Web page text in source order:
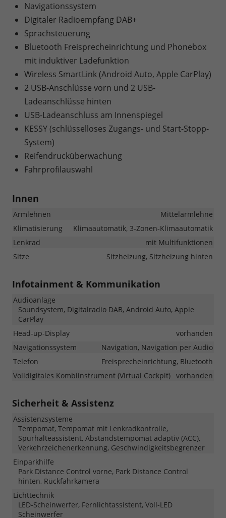
Navigationssystem
Digitaler Radioempfang DAB+
Sprachsteuerung
Bluetooth Freisprecheinrichtung und Phonebox
mit induktiver Ladefunktion
Wireless SmartLink (Android Auto, Apple CarPlay)
2 USB-Anschlüsse vorn und 2 USB-
Ladeanschlüsse hinten
USB-Ladeanschluss am Innenspiegel
KESSY (schlüsselloses Zugangs- und Start-Stopp-
System)
Reifendrucküberwachung
Fahrprofilauswahl
Innen
Armlehnen
Mittelarmlehne
Klimatisierung
Klimaautomatik, 3-Zonen-Klimaautomatik
Lenkrad
mit Multifunktionen
Sitze
Sitzheizung, Sitzheizung hinten
Infotainment & Kommunikation
Audioanlage
Soundsystem, Digitalradio DAB, Android Auto, Apple
CarPlay
Head-up-Display
vorhanden
Navigationssystem
Navigation, Navigation per Audio
Telefon
Freisprecheinrichtung, Bluetooth
Volldigitales Kombiinstrument (Virtual Cockpit) vorhanden
Sicherheit & Assistenz
Assistenzsysteme
Tempomat, Tempomat mit Lenkradkontrolle,
Spurhalteassistent, Abstandstempomat adaptiv (ACC),
Verkehrzeichenerkennung, Geschwindigkeitsbegrenzer
Einparkhilfe
Park Distance Control vorne, Park Distance Control
hinten, Rückfahrkamera
Lichttechnik
LED-Scheinwerfer, Fernlichtassistent, Voll-LED
Scheinwerfer